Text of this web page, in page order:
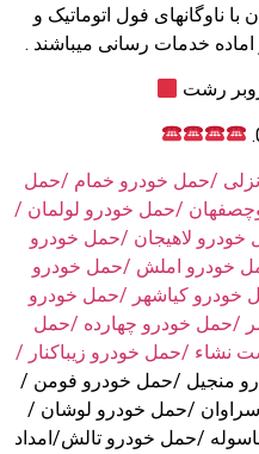
ناوگانهای فول اتوماتیک و
خدمات رسانی میباشند .
رشت
/حمل خودرو خمام /حمل
/حمل خودرو لولمان /
خودرو لاهیجان /حمل خودرو
خودرو املش /حمل خودرو
خودرو کیاشهر /حمل خودرو
/حمل خودرو چهارده /حمل
نشاء /حمل خودرو زیباکنار /
منجیل /حمل خودرو فومن /
/حمل خودرو لوشان /
/حمل خودرو تالش/امداد